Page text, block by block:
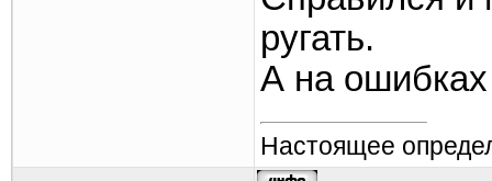
ругать.
А на ошибках
Настоящее